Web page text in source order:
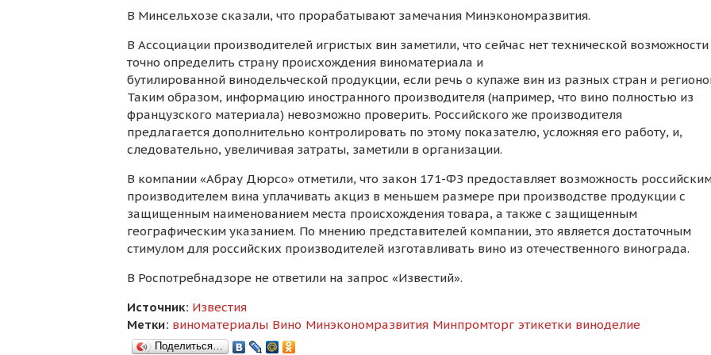
В Минсельхозе сказали, что прорабатывают замечания Минэкономразвития.
В Ассоциации производителей игристых вин заметили, что сейчас нет технической возможности
точно определить страну происхождения виноматериала и
бутилированной винодельческой продукции, если речь о купаже вин из разных стран и
Таким образом, информацию иностранного производителя (например, что вино полностью из
французского материала) невозможно проверить. Российского же производителя
предлагается дополнительно контролировать по этому показателю, усложняя его работу, и,
следовательно, увеличивая затраты, заметили в организации.
В компании «Абрау Дюрсо» отметили, что закон 171-ФЗ предоставляет возможность
производителем вина уплачивать акциз в меньшем размере при производстве продукции с
защищенным наименованием места происхождения товара, а также с защищенным
географическим указанием. По мнению представителей компании, это является достаточным
стимулом для российских производителей изготавливать вино из отечественного винограда.
В Роспотребнадзоре не ответили на запрос «Известий».
Источник: Известия
Метки: виноматериалы Вино Минэкономразвития Минпромторг этикетки виноделие
Поделиться…